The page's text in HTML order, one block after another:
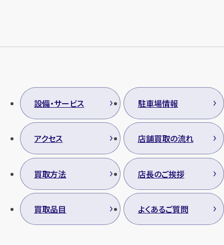
設備・サービス 駐車場情報
アクセス 店舗買取の流れ
買取方法 店長のご挨拶
買取品目 よくあるご質問